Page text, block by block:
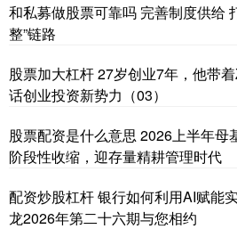
和私募做股票可靠吗 完善制度供给
整”链路
股票加大杠杆 27岁创业7年，他带
话创业投资新势力（03）
股票配资是什么意思 2026上半年母
阶段性收缩，迎存量精耕管理时代
配资炒股杠杆 银行如何利用AI赋能
龙2026年第二十六期与您相约